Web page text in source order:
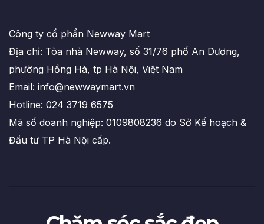
Công ty cổ phẩn Newway Mart
Địa chỉ: Tòa nhà Newway, số 31/76 phố An Dương,
phường Hồng Hà, tp Hà Nội, Việt Nam
Email: info@newwaymart.vn
Hotline: 024 3719 6575
Mã số doanh nghiệp: 0109808236 do Sở Kế hoạch &
Đầu tư TP Hà Nội cấp.